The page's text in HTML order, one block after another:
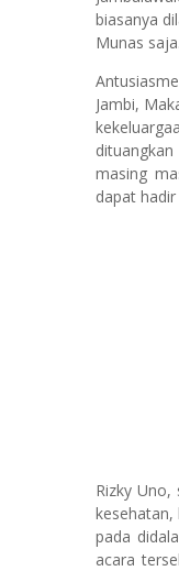
biasanya
Munas saja.
Jambi,
masing
dapat
Rizky
pada
acara